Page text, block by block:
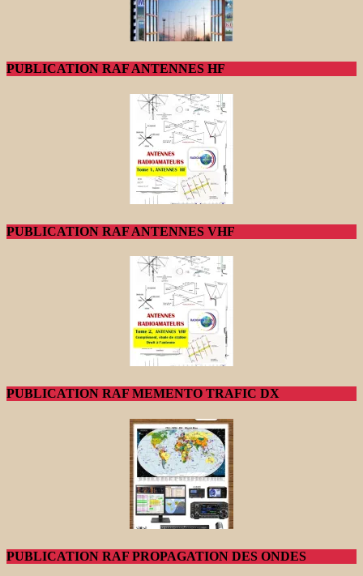
PUBLICATION RAF ANTENNES HF
PUBLICATION RAF ANTENNES VHF
PUBLICATION RAF MEMENTO TRAFIC DX
PUBLICATION RAF PROPAGATION DES ONDES